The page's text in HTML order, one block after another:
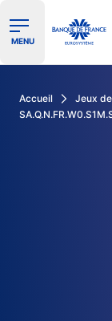
Ouvrir le
MENU
Accueil Jeux